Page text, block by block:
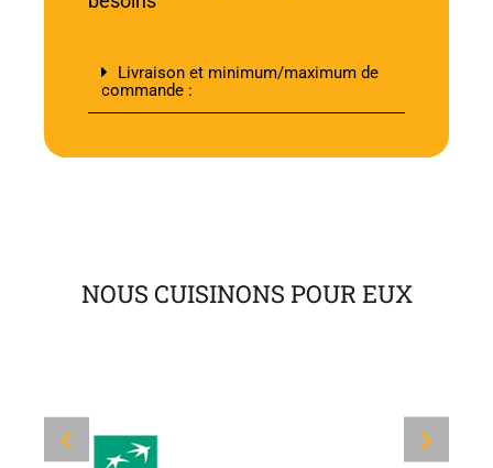
Livraison et minimum/maximum de
commande :
NOUS CUISINONS POUR EUX